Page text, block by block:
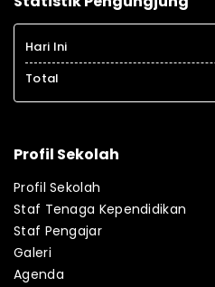
Hari Ini
Total
Profil Sekolah
Profil Sekolah
Staf Tenaga Kependidikan
Staf Pengajar
Galeri
Agenda